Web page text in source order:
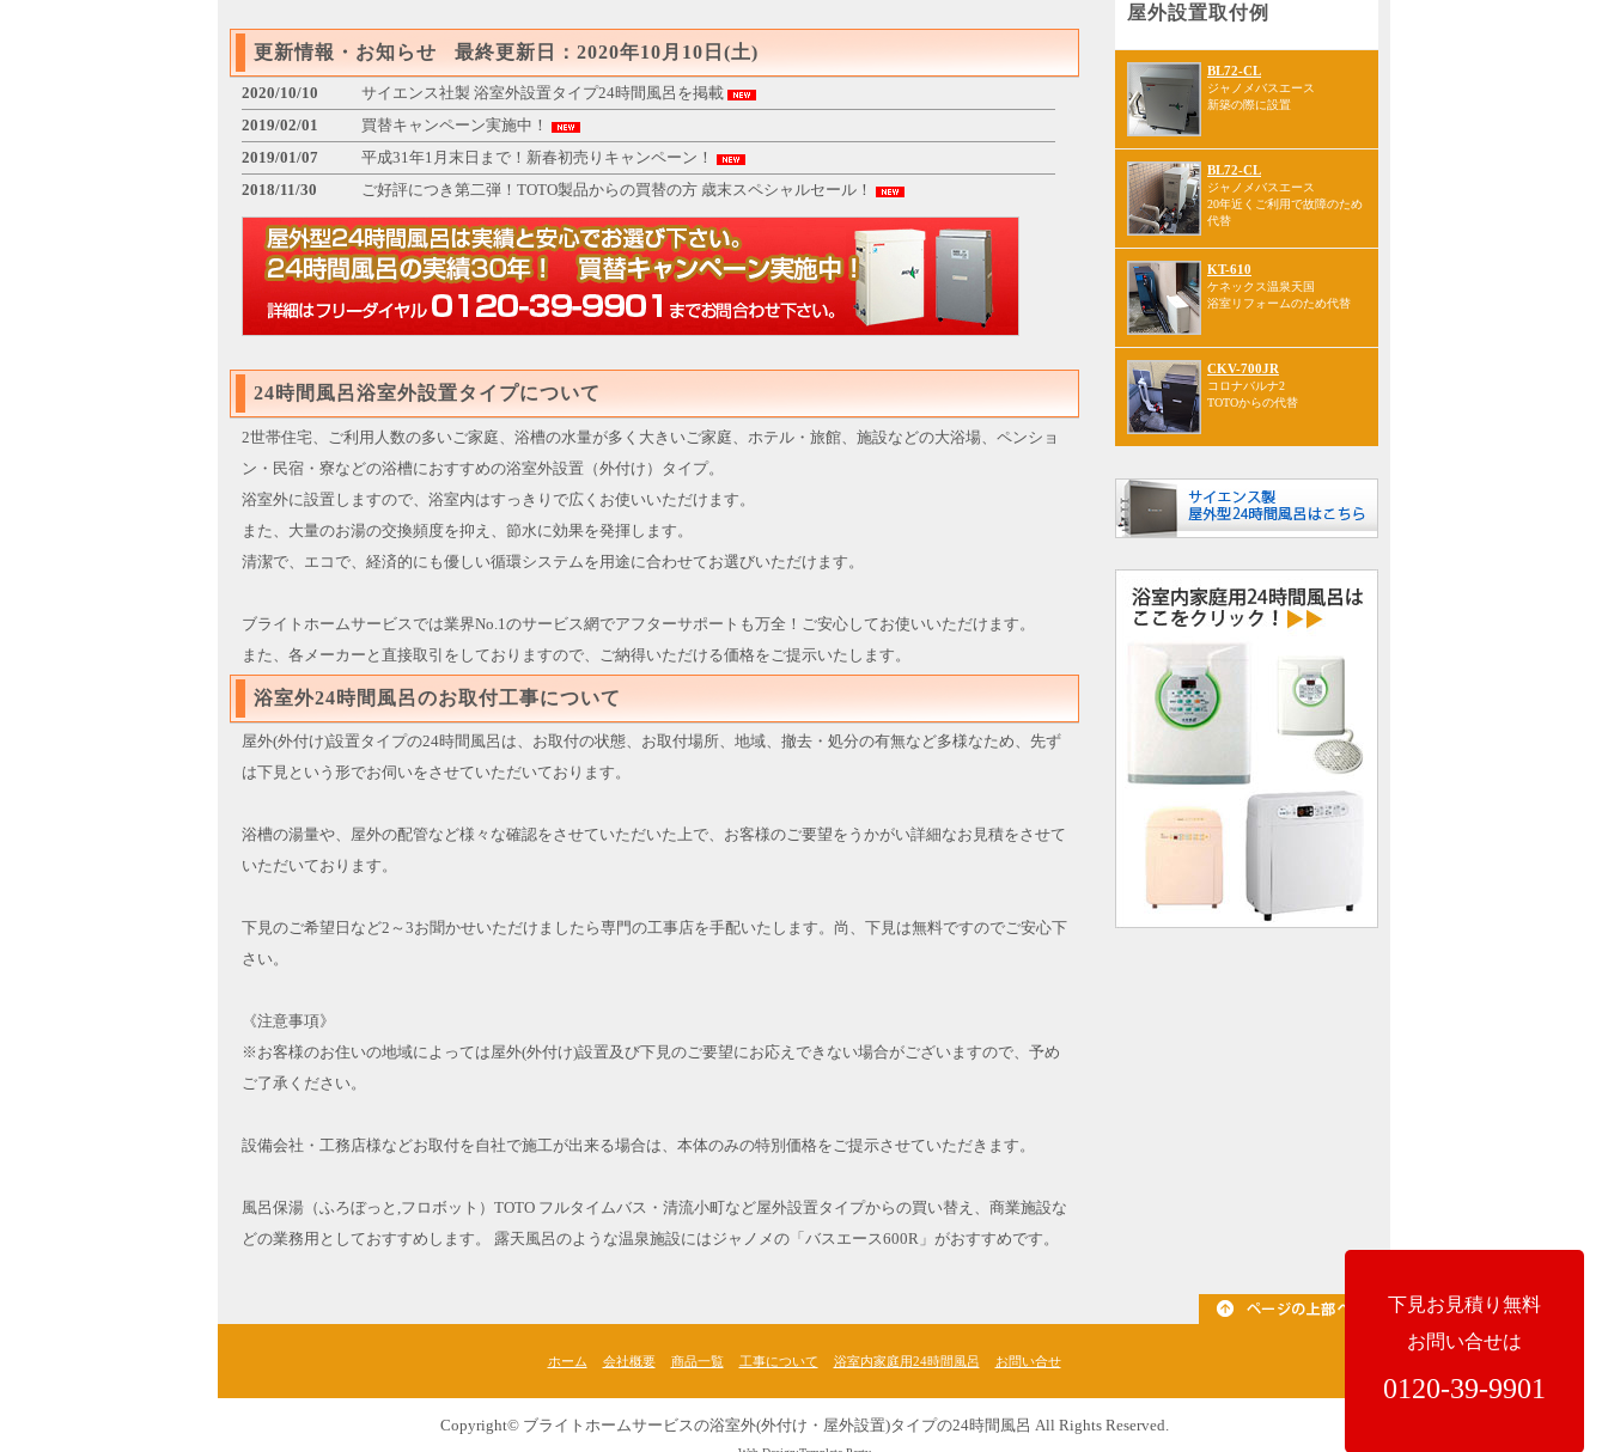
下見お見積り無料
お問い合せは
0120-39-9901
更新情報・お知らせ 最終更新日：2020年10月10日(土)
2020/10/10
サイエンス社製 浴室外設置タイプ24時間風呂を掲載
2019/02/01
買替キャンペーン実施中！
2019/01/07
平成31年1月末日まで！新春初売りキャンペーン！
2018/11/30
ご好評につき第二弾！TOTO製品からの買替の方 歳末スペシャルセール！
2018/09/01
期間限定！秋の特別キャンペーン実施中！
2018/08/01
今だけ！夏の特別キャンペーン実施中！
2018/06/01
TOTO製品からの買替の方 特別キャンペーン
お問合せ殺到中！
2018/04/23
TOTO製品からの買替の方 特別キャンペーン
ご好評につき平成30年5月末日まで延長！
2018/03/01
TOTO製品からの買替の方 特別キャンペーン実施中！
2018/02/01
冬の買替キャンペーン開催中！
2018/01/05
新春特別キャンペーン開催中！
2017/12/22
取付工事のページ内に屋外型設置例を掲載！”
2017/10/01
買換特別キャンペーン好評につき延長いたしました！
24時間風呂浴室外設置タイプについて
2世帯住宅、ご利用人数の多いご家庭、浴槽の水量が多く大きいご家庭、ホテル・旅館、施設などの大浴場、ペンショ
ン・民宿・寮などの浴槽におすすめの浴室外設置（外付け）タイプ。
浴室外に設置しますので、浴室内はすっきりで広くお使いいただけます。
また、大量のお湯の交換頻度を抑え、節水に効果を発揮します。
清潔で、エコで、経済的にも優しい循環システムを用途に合わせてお選びいただけます。
ブライトホームサービスでは業界No.1のサービス網でアフターサポートも万全！ご安心してお使いいただけます。
また、各メーカーと直接取引をしておりますので、ご納得いただける価格をご提示いたします。
浴室外24時間風呂のお取付工事について
屋外(外付け)設置タイプの24時間風呂は、お取付の状態、お取付場所、地域、撤去・処分の有無など多様なため、先ず
は下見という形でお伺いをさせていただいております。
浴槽の湯量や、屋外の配管など様々な確認をさせていただいた上で、お客様のご要望をうかがい詳細なお見積をさせて
いただいております。
下見のご希望日など2～3お聞かせいただけましたら専門の工事店を手配いたします。尚、下見は無料ですのでご安心下
さい。
《注意事項》
※お客様のお住いの地域によっては屋外(外付け)設置及び下見のご要望にお応えできない場合がございますので、予め
ご了承ください。
設備会社・工務店様などお取付を自社で施工が出来る場合は、本体のみの特別価格をご提示させていただきます。
風呂保湯（ふろぼっと,フロボット）TOTO フルタイムバス・清流小町など屋外設置タイプからの買い替え、商業施設な
どの業務用としておすすめします。 露天風呂のような温泉施設にはジャノメの「バスエース600R」がおすすめです。
屋外設置取付例
BL72-CL
ジャノメバスエース
新築の際に設置
BL72-CL
ジャノメバスエース
20年近くご利用で故障のため
代替
KT-610
ケネックス温泉天国
浴室リフォームのため代替
CKV-700JR
コロナバルナ2
TOTOからの代替
ホーム 会社概要 商品一覧 工事について 浴室内家庭用24時間風呂 お問い合せ
Copyright© ブライトホームサービスの浴室外(外付け・屋外設置)タイプの24時間風呂 All Rights Reserved.